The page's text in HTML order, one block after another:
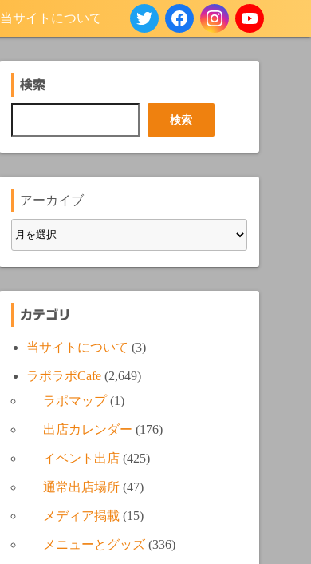
当サイトについて
検索
索
検索
アーカイブ
カテゴリ
当サイトについて (3)
ラポラポCafe (2,649)
ラポマップ(1)
出店カレンダー (176)
イベント出店 (425)
通常出店場所 (47)
メディア掲載 (15)
メニューとグッズ (336)